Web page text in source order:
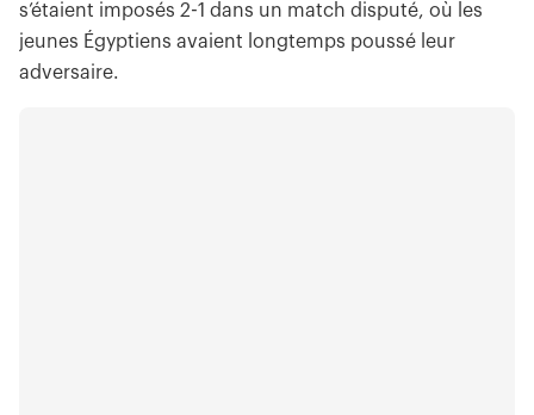
s’étaient imposés 2-1 dans un match disputé, où les
jeunes Égyptiens avaient longtemps poussé leur
adversaire.